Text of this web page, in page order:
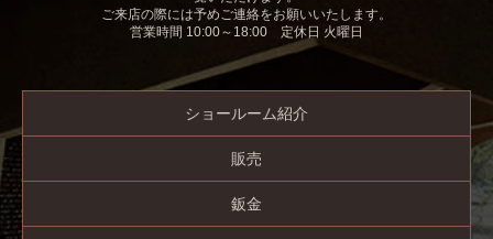
ご来店の際には予めご連絡をお願いいたします。
営業時間 10:00～18:00 定休日 火曜日
ショールーム紹介
販売
鈑金